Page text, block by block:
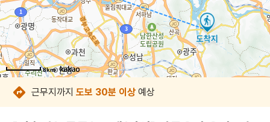
8km
8km
8km
8km
8km
8km
8km
8km
근무지까지 도보 30분 이상 예상